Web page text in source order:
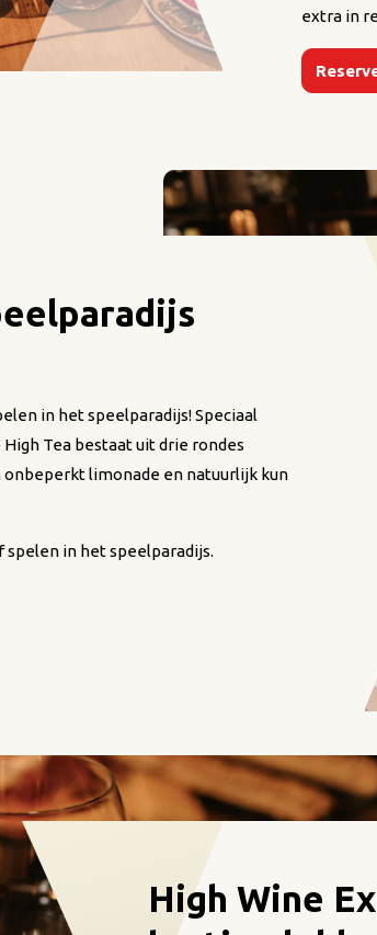
extra in
in het speelparadijs! Speciaal
Tea bestaat uit drie rondes
limonade en natuurlijk kun
spelen in het speelparadijs.
High Wine